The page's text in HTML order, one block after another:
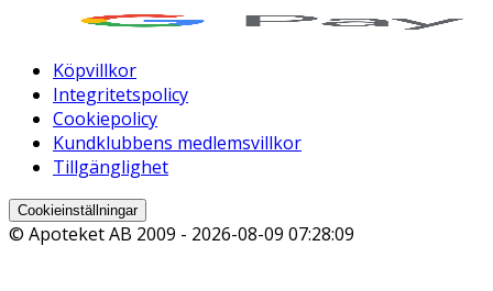
Köpvillkor
Integritetspolicy
Cookiepolicy
Kundklubbens medlemsvillkor
Tillgänglighet
Cookieinställningar
© Apoteket AB 2009 - 2026-08-09 07:28:09